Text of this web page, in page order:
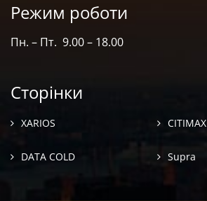
Режим роботи
Пн. – Пт. 9.00 – 18.00
Сторінки
XARIOS CITIMAX
DATA COLD Supra